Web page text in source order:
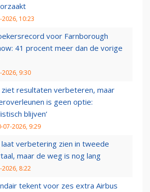
2026, 10:23
voor Farnborough
41 procent meer dan de vorige
2026, 9:30
ziet resultaten verbeteren, maar
is geen optie:
blijven’
07-2026, 9:29
laat verbetering zien in tweede
maar de weg is nog lang
2026, 8:22
tekent voor zes extra Airbus